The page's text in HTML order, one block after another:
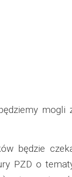
będzie
PZD o